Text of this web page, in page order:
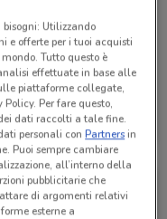
285 m
Utilizzando
e offerte per i tuoi acquisti
Tutto questo è
effettuate in base alle
piattaforme collegate,
Per fare questo,
dati raccolti a tale fine.
personali conPartnersin
Puoi sempre cambiare
all’interno della
pubblicitarie che
di argomenti relativi
esterne a